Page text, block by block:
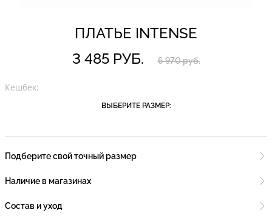
ПЛАТЬЕ INTENSE
3 485 РУБ.
6 970 руб.
Кешбек:
ВЫБЕРИТЕ РАЗМЕР:
Подберите свой точный размер
Наличие в магазинах
Состав и уход